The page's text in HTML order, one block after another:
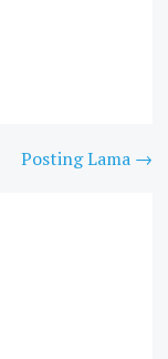
Posting Lama →